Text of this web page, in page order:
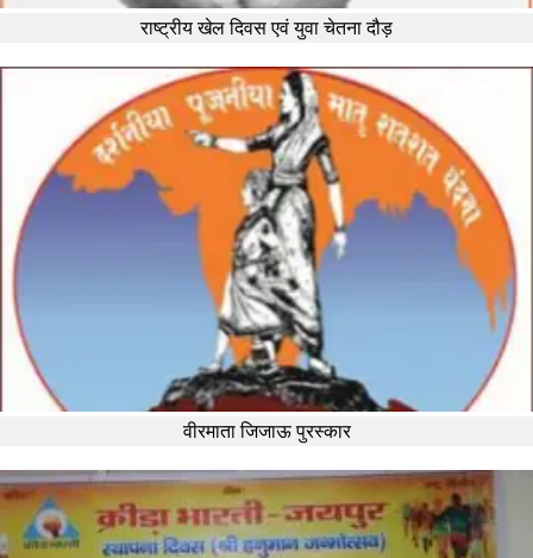
राष्ट्रीय खेल दिवस एवं युवा चेतना दौड़
वीरमाता जिजाऊ पुरस्कार